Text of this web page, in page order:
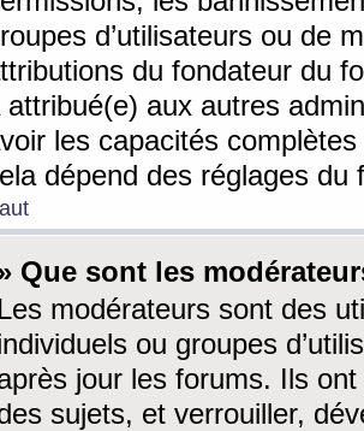
d’utilisateurs ou de
du fondateur du
attribué(e) aux autres
les capacités
dépend des réglages du
Que sont les
Les modérateurs sont des
ou groupes
jour les forums. Ils ont
sujets, et verrouiller,